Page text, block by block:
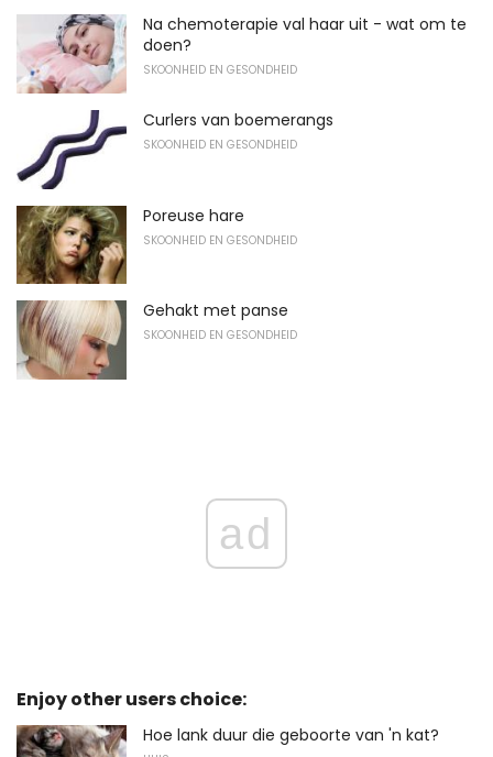
Na chemoterapie val haar uit - wat om te
doen?
SKOONHEID EN GESONDHEID
Curlers van boemerangs
SKOONHEID EN GESONDHEID
Poreuse hare
SKOONHEID EN GESONDHEID
Gehakt met panse
SKOONHEID EN GESONDHEID
ad
Enjoy other users choice:
Hoe lank duur die geboorte van 'n kat?